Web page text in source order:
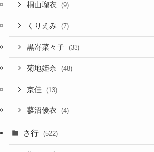
桐山瑠衣 (9)
くりえみ (7)
黒嵜菜々子 (33)
菊地姫奈 (48)
京佳 (13)
蓼沼優衣 (4)
さ行 (522)